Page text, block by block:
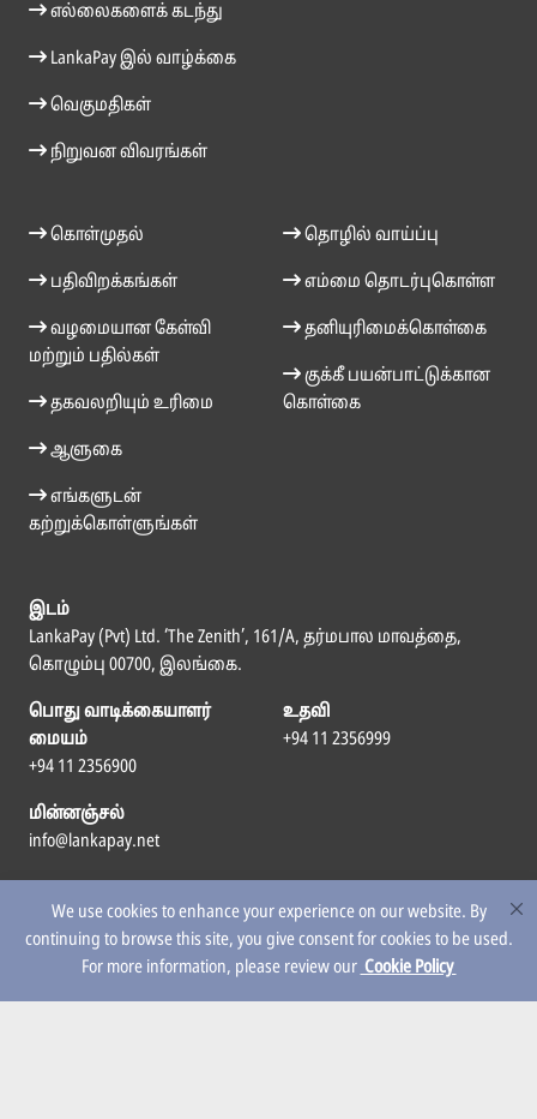
We use cookies to enhance your experience on our website. By
continuing to browse this site, you give consent for cookies to be used.
For more information, please review ourCookie Policy
எல்லைகளைக் கடந்து
LankaPay இல் வாழ்க்கை
வெகுமதிகள்
நிறுவன விவரங்கள்
கொள்முதல்
பதிவிறக்கங்கள்
வழமையான கேள்வி
மற்றும் பதில்கள்
தகவலறியும் உரிமை
ஆளுகை
எங்களுடன்
கற்றுக்கொள்ளுங்கள்
தொழில் வாய்ப்பு
எம்மை தொடர்புகொள்ள
தனியுரிமைக்கொள்கை
குக்கீ பயன்பாட்டுக்கான
கொள்கை
இடம்
LankaPay (Pvt) Ltd. ‘The Zenith’, 161/A, தர்மபால மாவத்தை,
கொழும்பு 00700, இலங்கை.
பொது வாடிக்கையாளர்
மையம்
+94 11 2356900
உதவி
+94 11 2356999
மின்னஞ்சல்
info@lankapay.net
எம்மைப் பின்தொடர